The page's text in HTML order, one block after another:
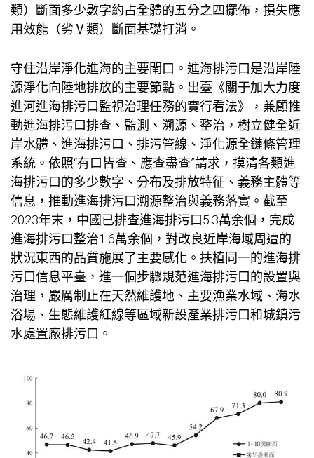
類）斷面多少數字約占全體的五分之四擺佈，損失應
用效能（劣Ⅴ類）斷面基礎打消。
守住沿岸淨化進海的主要閘口。進海排污口是沿岸陸
源淨化向陸地排放的主要節點。出臺《關于加大力度
進河進海排污口監視治理任務的實行看法》，兼顧推
動進海排污口排查、監測、溯源、整治，樹立健全近
岸水體、進海排污口、排污管線、淨化源全鏈條管理
系統。依照“有口皆查、應查盡查”請求，摸清各類進
海排污口的多少數字、分布及排放特征、義務主體等
信息，推動進海排污口溯源整治與義務落實。截至
2023年末，中國已排查進海排污口5.3萬余個，完成
進海排污口整治1.6萬余個，對改良近岸海域周遭的
狀況東西的品質施展了主要感化。扶植同一的進海排
污口信息平臺，進一個步驟規范進海排污口的設置與
治理，嚴厲制止在天然維護地、主要漁業水域、海水
浴場、生態維護紅線等區域新設產業排污口和城鎮污
水處置廠排污口。